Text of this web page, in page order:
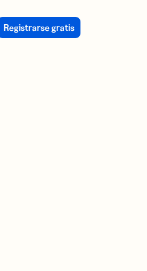
Registrarse gratis